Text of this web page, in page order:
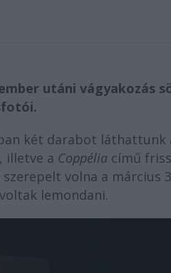
utáni vágyakozás
két darabot láthattunk
illetve a Coppélia című
volna a március
lemondani.